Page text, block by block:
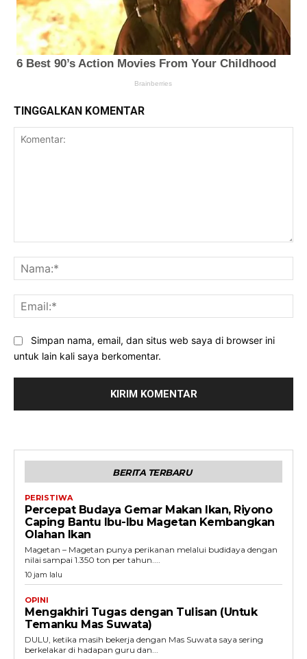
TINGGALKAN KOMENTAR
Simpan nama, email, dan situs web saya di browser ini
untuk lain kali saya berkomentar.
BERITA TERBARU
PERISTIWA
Percepat Budaya Gemar Makan Ikan, Riyono
Caping Bantu Ibu-Ibu Magetan Kembangkan
Olahan Ikan
Magetan – Magetan punya perikanan melalui budidaya dengan
nilai sampai 1.350 ton per tahun....
10 jam lalu
OPINI
Mengakhiri Tugas dengan Tulisan (Untuk
Temanku Mas Suwata)
DULU, ketika masih bekerja dengan Mas Suwata saya sering
berkelakar di hadapan guru dan...